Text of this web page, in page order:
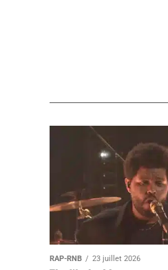
RAP-RNB 23 juillet 2026